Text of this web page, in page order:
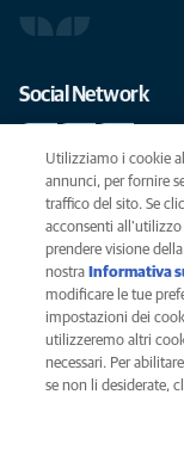
Social Network
Le migliori cure per il
SCRIVICI
info@anicura.it
Privacy
Legal
Utilizziamo i cookie
annunci, per fornire
traffico del sito. Se
acconsenti
prendere visione
nostra Informativa
modificare le tue
impostazioni dei
utilizzeremo altri
necessari. Per
se non li desiderate,